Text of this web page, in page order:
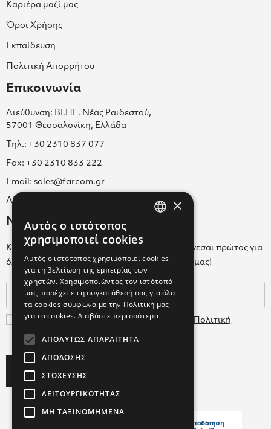
Καριέρα μαζί μας
Όροι Χρήσης
Εκπαίδευση
Πολιτική Απορρήτου
Επικοινωνία
Διεύθυνση: ΒΙ.ΠΕ. Νέας Ραιδεστού,
57001 Θεσσαλονίκη, Ελλάδα
Τηλ.: +30 2310 837 077
Fax: +30 2310 833 222
Email: sales@farcom.gr
ΑΡ.Γ.Ε.ΜΗ. 038365205000
Newsletter
Κάνε εγγραφή στο Newsletter για να ενημερώνεσαι πρώτος για
όλα τα νέα μας και τα ολοκαίνουρια προϊόντα μας!
Συμφωνώ με τουςΌρους Χρήσης
Πολιτική
Δεδομένων
×
Αυτός ο ιστότοπος
χρησιμοποιεί cookies
Αυτός ο ιστότοπος χρησιμοποιεί cookies
για τη βελτίωση της εμπειρίας των
χρηστών. Χρησιμοποιώντας τον ιστότοπό
μας, παρέχετε τη συγκατάθεσή σας για όλα
τα cookies σύμφωνα με την Πολιτική μας
για τα cookies. Διαβάστε περισσότερα
ΑΠΟΛΎΤΩΣ ΑΠΑΡΑΊΤΗΤΑ
ΑΠΌΔΟΣΗΣ
ΣΤΌΧΕΥΣΗΣ
ΛΕΙΤΟΥΡΓΙΚΌΤΗΤΑΣ
ΜΗ ΤΑΞΙΝΟΜΗΜΈΝΑ